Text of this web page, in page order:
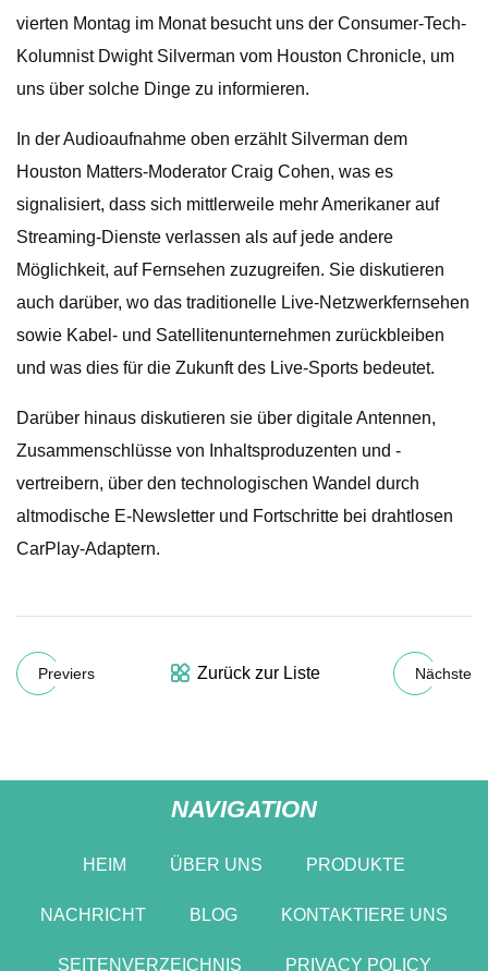
vierten Montag im Monat besucht uns der Consumer-Tech-
Kolumnist Dwight Silverman vom Houston Chronicle, um
uns über solche Dinge zu informieren.
In der Audioaufnahme oben erzählt Silverman dem
Houston Matters-Moderator Craig Cohen, was es
signalisiert, dass sich mittlerweile mehr Amerikaner auf
Streaming-Dienste verlassen als auf jede andere
Möglichkeit, auf Fernsehen zuzugreifen. Sie diskutieren
auch darüber, wo das traditionelle Live-Netzwerkfernsehen
sowie Kabel- und Satellitenunternehmen zurückbleiben
und was dies für die Zukunft des Live-Sports bedeutet.
Darüber hinaus diskutieren sie über digitale Antennen,
Zusammenschlüsse von Inhaltsproduzenten und -
vertreibern, über den technologischen Wandel durch
altmodische E-Newsletter und Fortschritte bei drahtlosen
CarPlay-Adaptern.
Previers Zurück zur Liste Nächste
NAVIGATION
HEIM ÜBER UNS PRODUKTE
NACHRICHT BLOG KONTAKTIERE UNS
SEITENVERZEICHNIS PRIVACY POLICY